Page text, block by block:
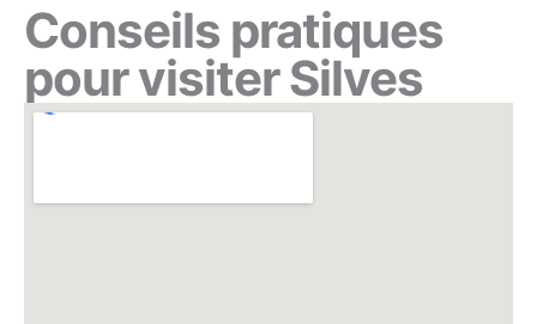
Conseils pratiques
pour visiter Silves